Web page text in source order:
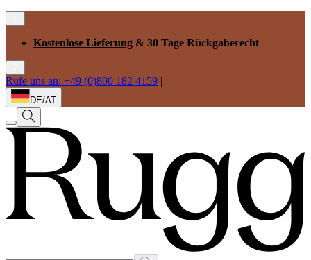
Kostenlose Lieferung & 30 Tage Rückgaberecht
Rufe uns an: +49 (0)800 182 4159 |
DE/AT